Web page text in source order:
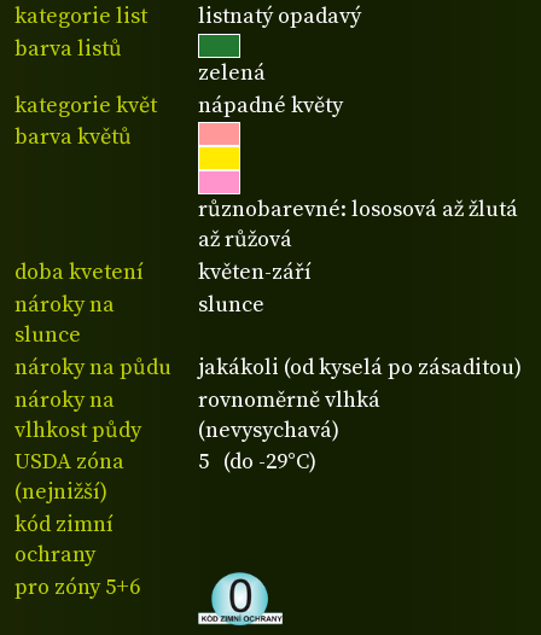
kategorie list
listnatý opadavý
barva listů
zelená
kategorie květ
nápadné květy
barva květů
různobarevné: lososová až žlutá
až růžová
doba kvetení
květen-září
nároky na
slunce
slunce
nároky na půdu
jakákoli (od kyselá po zásaditou)
nároky na
vlhkost půdy
rovnoměrně vlhká
(nevysychavá)
USDA zóna
(nejnižší)
5 (do -29°C)
kód zimní
ochrany
pro zóny 5+6